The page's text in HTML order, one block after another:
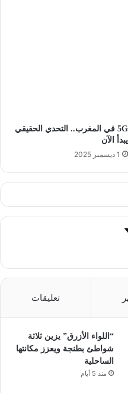
5G في المغرب.. التحدي الحقيقي
يبدأ الآن
1 ديسمبر 2025
تعليقات
“اللواء الأزرق” يزين ثلاثة
شواطئ بطنجة ويعزز مكانتها
الساحلية
منذ 5 أيام